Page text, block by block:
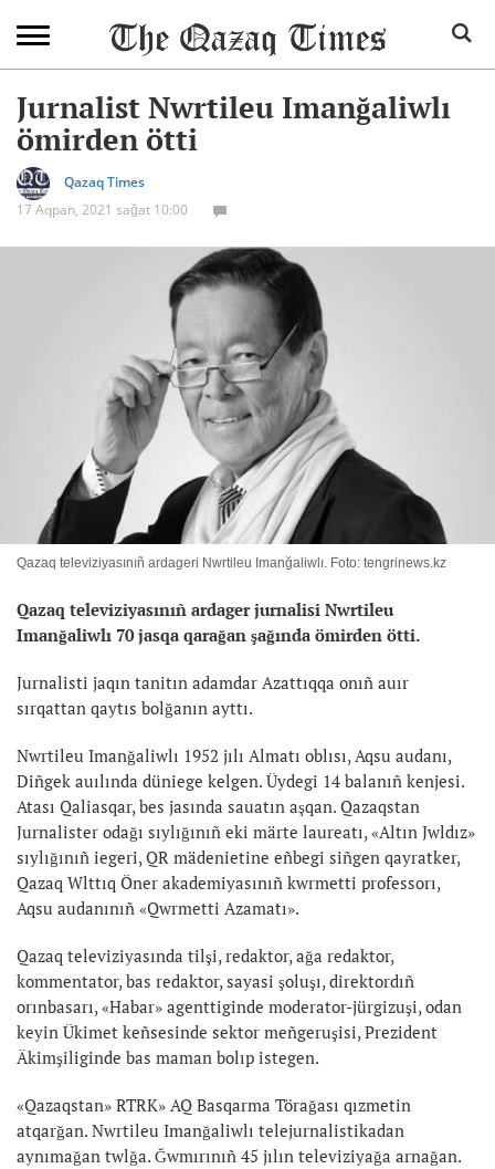
Jurnalist Nwrtileu Imanğaliwlı
ömirden ötti
Qazaq Times
17 Aqpan, 2021 sağat 10:00
Qazaq televiziyasınıñ ardageri Nwrtileu Imanğaliwlı. Foto: tengrinews.kz
Qazaq televiziyasınıñ ardager jurnalisi Nwrtileu
Imanğaliwlı 70 jasqa qarağan şağında ömirden ötti.
Jurnalisti jaqın tanitın adamdar Azattıqqa onıñ auır
sırqattan qaytıs bolğanın ayttı.
Nwrtileu Imanğaliwlı 1952 jılı Almatı oblısı, Aqsu audanı,
Diñgek auılında düniege kelgen. Üydegi 14 balanıñ kenjesi.
Atası Qaliasqar, bes jasında sauatın aşqan. Qazaqstan
Jurnalister odağı sıylığınıñ eki märte laureatı, «Altın Jwldız»
sıylığınıñ iegeri, QR mädenietine eñbegi siñgen qayratker,
Qazaq Wlttıq Öner akademiyasınıñ kwrmetti professorı,
Aqsu audanınıñ «Qwrmetti Azamatı».
Qazaq televiziyasında tilşi, redaktor, ağa redaktor,
kommentator, bas redaktor, sayasi şoluşı, direktordıñ
orınbasarı, «Habar» agenttiginde moderator-jürgizuşi, odan
keyin Ükimet keñsesinde sektor meñgeruşisi, Prezident
Äkimşiliginde bas maman bolıp istegen.
«Qazaqstan» RTRK» AQ Basqarma Törağası qızmetin
atqarğan. Nwrtileu Imanğaliwlı telejurnalistikadan
aynımağan twlğa. Ğwmırınıñ 45 jılın televiziyağa arnağan.